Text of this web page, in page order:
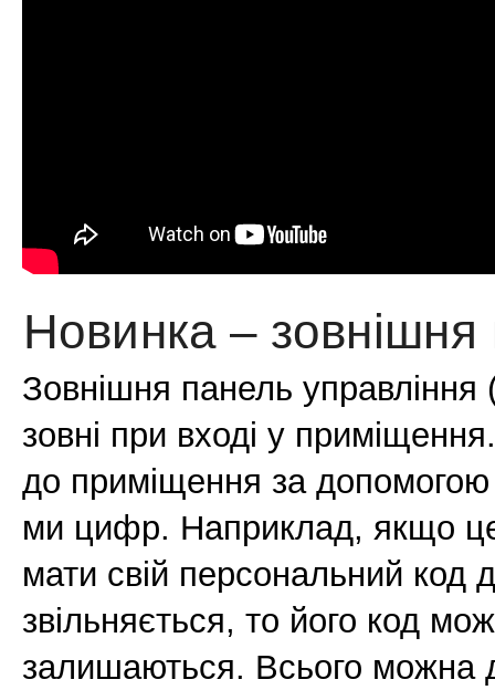
Новинка – зовнішня
Зовнішня панель управління
зовні при вході у
до приміщення за допомогою
ми цифр. Наприклад, якщо
мати свій персональний код
звільняється, то його код
залишаються. Всього можна